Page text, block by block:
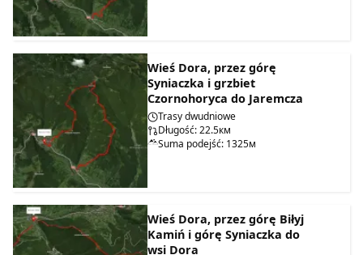
Wieś Dora, przez górę
Syniaczka i grzbiet
Czornohoryca do Jaremcza
Trasy dwudniowe
Długość: 22.5км
Suma podejść: 1325м
Wieś Dora, przez górę Biłyj
Kamiń i górę Syniaczka do
wsi Dora